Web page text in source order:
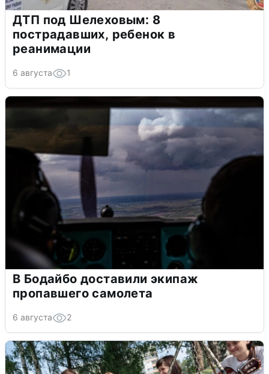
ДТП под Шелеховым: 8
пострадавших, ребенок в
реанимации
6 августа 1
В Бодайбо доставили экипаж
пропавшего самолета
6 августа 2